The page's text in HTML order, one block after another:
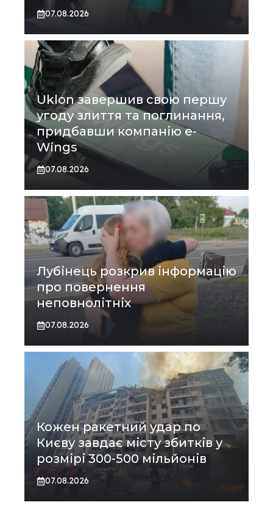
07.08.2026
Uklon завершив свою першу
угоду злиття та поглинання,
придбавши компанію e-
Wings
07.08.2026
Лубінець розкрив інформацію
про повернення
неповнолітніх
07.08.2026
Кожен ракетний удар по
Києву завдає місту збитків у
розмірі 300-500 мільйонів
07.08.2026